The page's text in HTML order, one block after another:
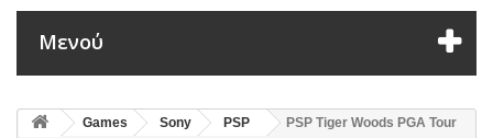
Μενού
Games Sony PSP
PSP Tiger Woods PGA Tour